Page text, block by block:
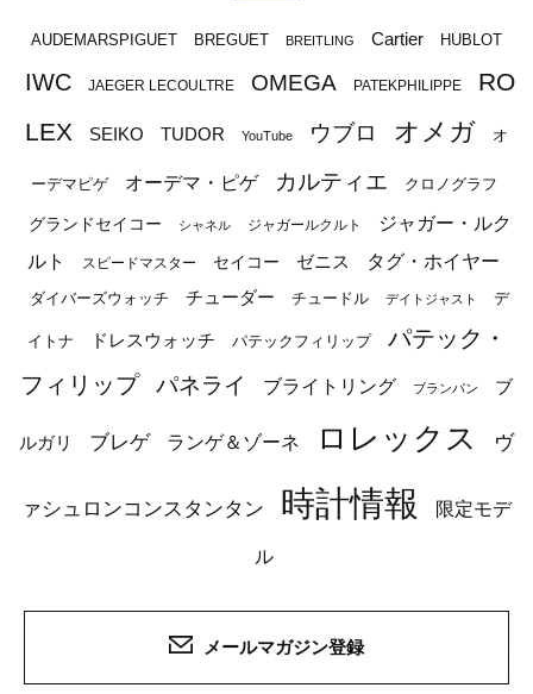
AUDEMARSPIGUET BREGUET BREITLING Cartier HUBLOT
IWC JAEGER LECOULTRE OMEGA PATEKPHILIPPE
RO
LEX
SEIKO TUDOR YouTube ウブロ オメガ オ
ーデマピゲ オーデマ・ピゲ カルティエ クロノグラフ
グランドセイコー シャネル ジャガールクルト
ジャガー・ルク
ルト
スピードマスター セイコー ゼニス タグ・ホイヤー
ダイバーズウォッチ チューダー チュードル デイトジャスト デ
イトナ ドレスウォッチ パテックフィリップ
パテック・
フィリップ
パネライ ブライトリング ブランパン ブ
ルガリ ブレゲ ランゲ＆ゾーネ ロレックス ヴ
ァシュロンコンスタンタン 時計情報 限定モデ
ル
メールマガジン登録